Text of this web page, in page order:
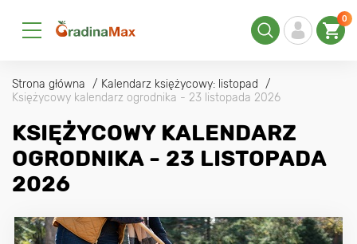
0
Strona główna
Kalendarz księżycowy: listopad
Księżycowy kalendarz ogrodnika - 23 listopada 2026
KSIĘŻYCOWY KALENDARZ
OGRODNIKA - 23 LISTOPADA
2026